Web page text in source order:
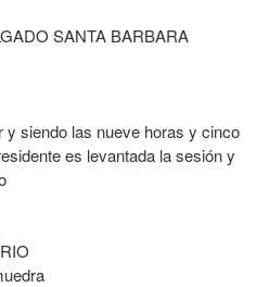
SANTA BARBARA
siendo las nueve horas y cinco
es levantada la sesión y